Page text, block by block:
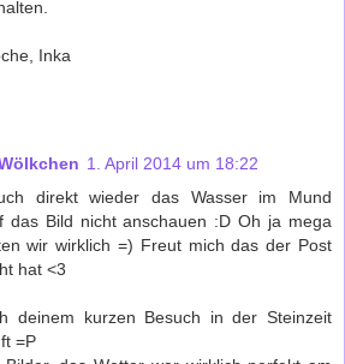
Inka
1. April 2014 um 18:22
direkt wieder das Wasser im Mund
das Bild nicht anschauen :D Oh ja mega
wir wirklich =) Freut mich das der Post
hat <3
deinem kurzen Besuch in der Steinzeit
=P